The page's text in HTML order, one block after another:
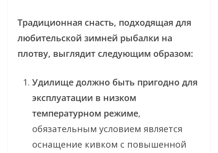
Традиционная снасть, подходящая для
любительской зимней рыбалки на
плотву, выглядит следующим образом:
Удилище должно быть пригодно для
эксплуатации в низком
температурном режиме,
обязательным условием является
оснащение кивком с повышенной